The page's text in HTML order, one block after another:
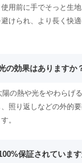
用前に手でそっと生
けられ、より長く快
の効果はありますか
の熱や光をやわらげ
照り返しなどの外的
。
保証されています